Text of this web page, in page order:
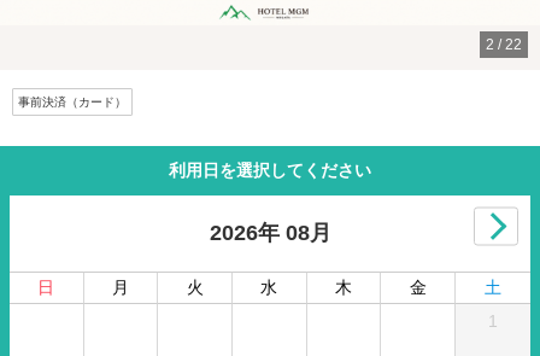
2 /22
事前決済（カード）
利用日を選択してください
2026年 08月
日 月 火 水 木 金
土
1